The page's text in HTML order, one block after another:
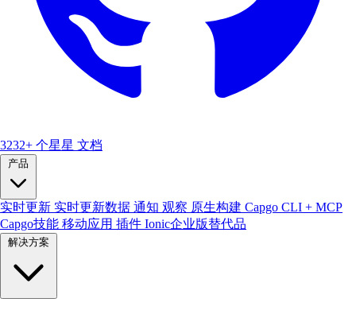
3232+ 个星星 文档
产品
实时更新 实时更新数据 通知 观察 原生构建 Capgo CLI + MCP
Capgo技能 移动应用 插件 Ionic企业版替代品
解决方案